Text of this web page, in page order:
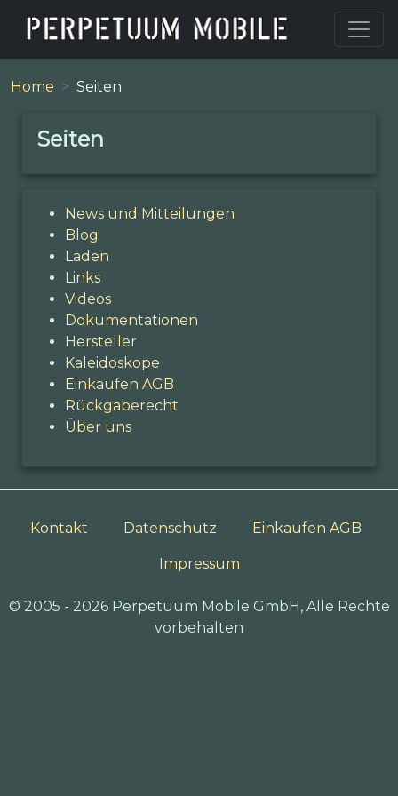
Home Seiten
Seiten
News und Mitteilungen
Blog
Laden
Links
Videos
Dokumentationen
Hersteller
Kaleidoskope
Einkaufen AGB
Rückgaberecht
Über uns
Kontakt Datenschutz Einkaufen AGB
Impressum
© 2005 - 2026 Perpetuum Mobile GmbH, Alle Rechte
vorbehalten